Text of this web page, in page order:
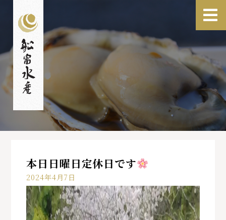
本日日曜日定休日です
2024年4月7日